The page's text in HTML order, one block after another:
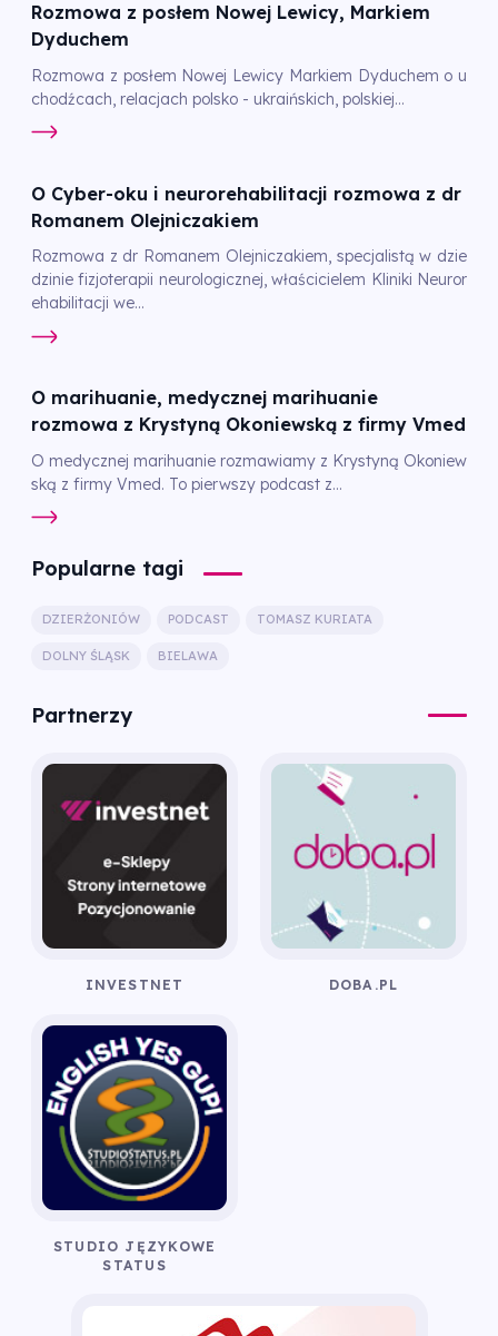
Rozmowa z posłem Nowej Lewicy, Markiem
Dyduchem
Rozmowa z posłem Nowej Lewicy Markiem Dyduchem o u
chodźcach, relacjach polsko - ukraińskich, polskiej...
O Cyber-oku i neurorehabilitacji rozmowa z dr
Romanem Olejniczakiem
Rozmowa z dr Romanem Olejniczakiem, specjalistą w dzie
dzinie fizjoterapii neurologicznej, właścicielem Kliniki Neuror
ehabilitacji we...
O marihuanie, medycznej marihuanie
rozmowa z Krystyną Okoniewską z firmy Vmed
O medycznej marihuanie rozmawiamy z Krystyną Okoniew
ską z firmy Vmed. To pierwszy podcast z...
Popularne tagi
DZIERŻONIÓW PODCAST TOMASZ KURIATA
DOLNY ŚLĄSK BIELAWA
Partnerzy
INVESTNET DOBA.PL
STUDIO JĘZYKOWE
STATUS